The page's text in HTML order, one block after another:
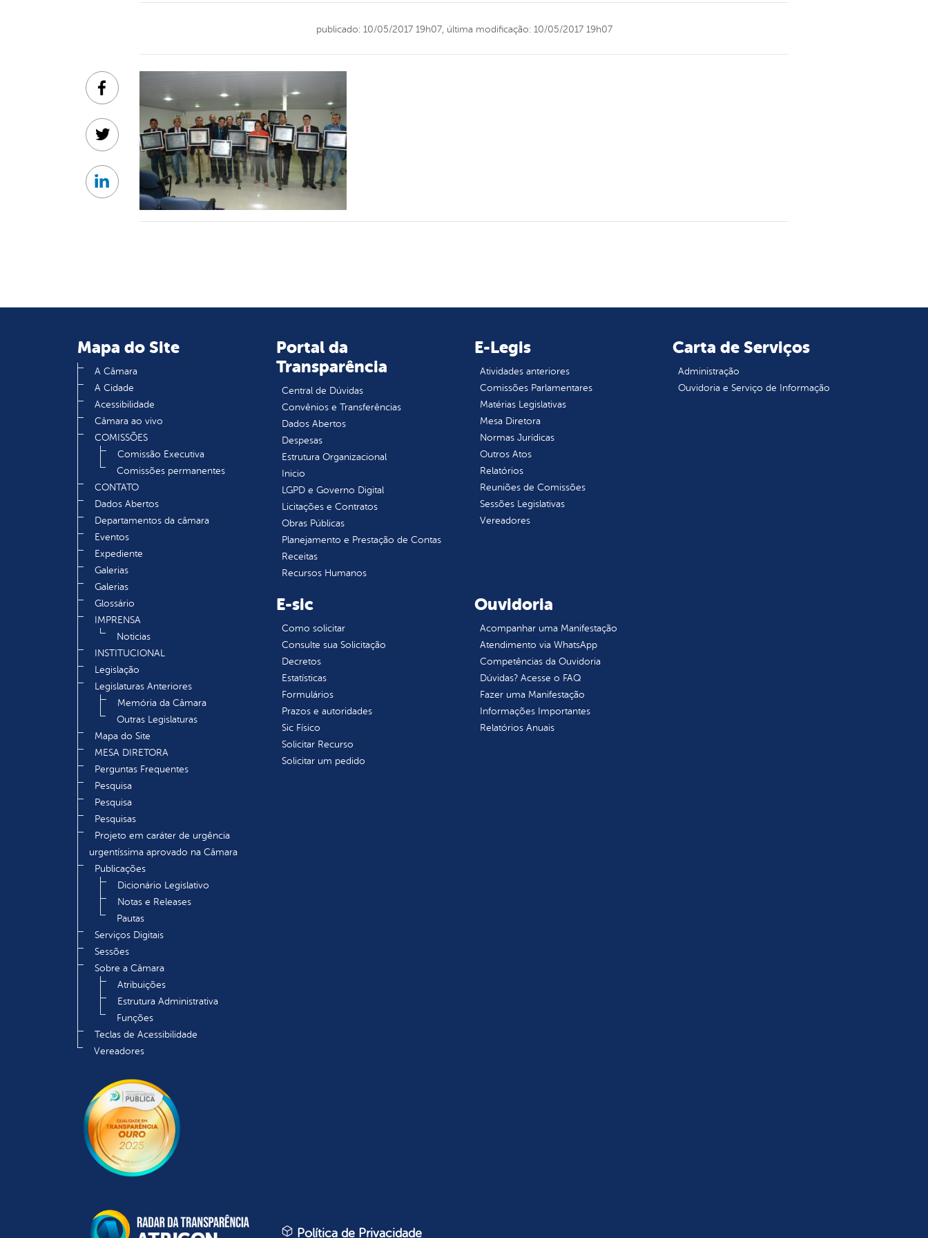
publicado: 10/05/2017 19h07, última modificação: 10/05/2017 19h07
Facebook
Twitter
Linkedin
Mapa do Site
A Câmara
A Cidade
Acessibilidade
Câmara ao vivo
COMISSÕES
Comissão Executiva
Comissões permanentes
CONTATO
Dados Abertos
Departamentos da câmara
Eventos
Expediente
Galerias
Galerias
Glossário
IMPRENSA
Noticias
INSTITUCIONAL
Legislação
Legislaturas Anteriores
Memória da Câmara
Outras Legislaturas
Mapa do Site
MESA DIRETORA
Perguntas Frequentes
Pesquisa
Pesquisa
Pesquisas
Projeto em caráter de urgência
urgentíssima aprovado na Câmara
Publicações
Dicionário Legislativo
Notas e Releases
Pautas
Serviços Digitais
Sessões
Sobre a Câmara
Atribuições
Estrutura Administrativa
Funções
Teclas de Acessibilidade
Vereadores
Portal da
Transparência
Central de Dúvidas
Convênios e Transferências
Dados Abertos
Despesas
Estrutura Organizacional
Inicio
LGPD e Governo Digital
Licitações e Contratos
Obras Públicas
Planejamento e Prestação de Contas
Receitas
Recursos Humanos
E-Legis
Atividades anteriores
Comissões Parlamentares
Matérias Legislativas
Mesa Diretora
Normas Jurídicas
Outros Atos
Relatórios
Reuniões de Comissões
Sessões Legislativas
Vereadores
Carta de Serviços
Administração
Ouvidoria e Serviço de Informação
E-sic
Como solicitar
Consulte sua Solicitação
Decretos
Estatísticas
Formulários
Prazos e autoridades
Sic Físico
Solicitar Recurso
Solicitar um pedido
Ouvidoria
Acompanhar uma Manifestação
Atendimento via WhatsApp
Competências da Ouvidoria
Dúvidas? Acesse o FAQ
Fazer uma Manifestação
Informações Importantes
Relatórios Anuais
Política de Privacidade